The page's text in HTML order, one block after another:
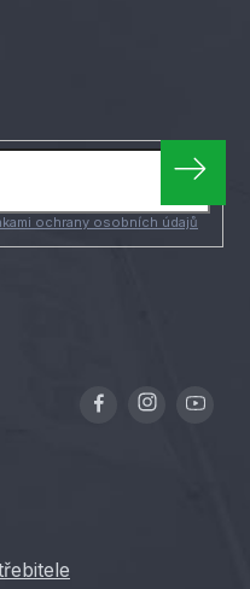
ochrany osobních údajů